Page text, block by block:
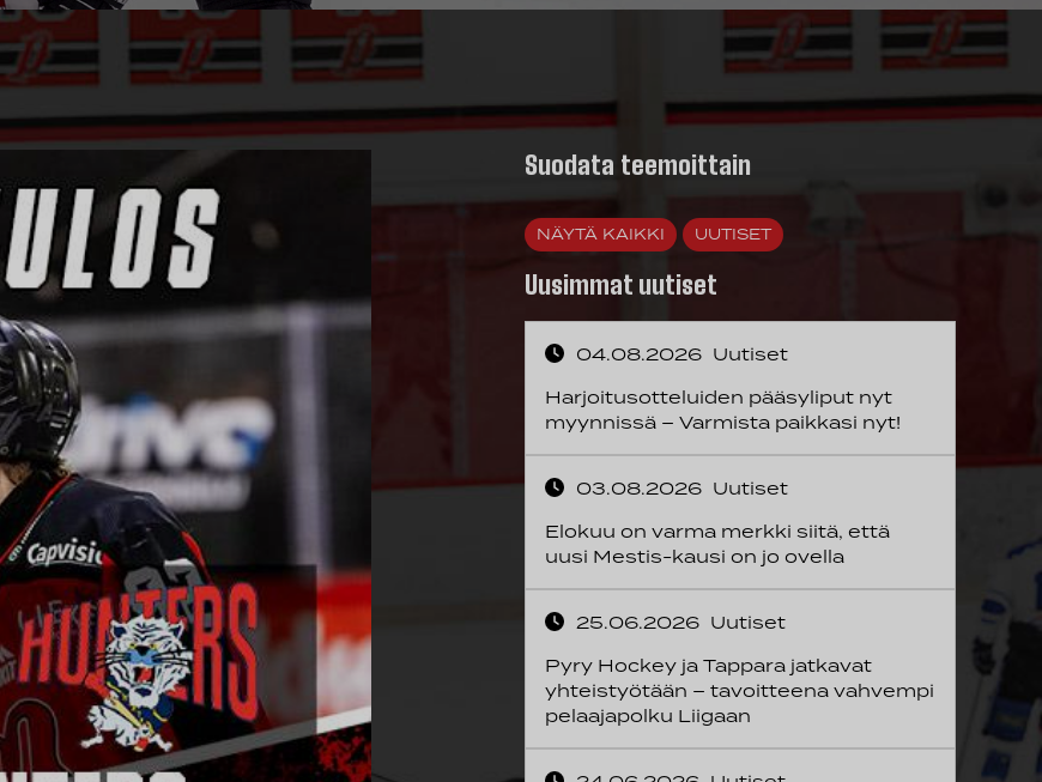
Suodata teemoittain
NÄYTÄ KAIKKI UUTISET
Uusimmat uutiset
04.08.2026 Uutiset
Harjoitusotteluiden pääsyliput nyt
myynnissä – Varmista paikkasi nyt!
03.08.2026 Uutiset
Elokuu on varma merkki siitä, että
uusi Mestis-kausi on jo ovella
25.06.2026 Uutiset
Pyry Hockey ja Tappara jatkavat
yhteistyötään – tavoitteena vahvempi
pelaajapolku Liigaan